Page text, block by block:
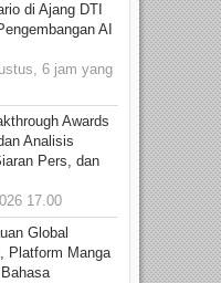
di Ajang DTI
AI
6 jam yang
Awards
Analisis
Pers, dan
17.00
Global
Platform Manga